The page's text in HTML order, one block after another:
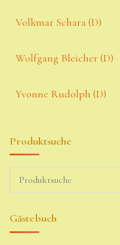
Volkmar Schara (D)
Wolfgang Bleicher (D)
Yvonne Rudolph (D)
Produktsuche
Gästebuch